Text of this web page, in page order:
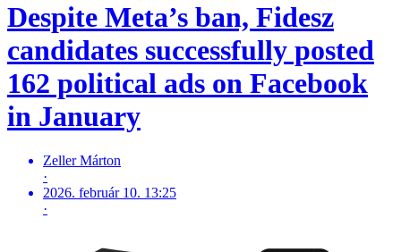
Despite Meta’s ban, Fidesz
candidates successfully posted
162 political ads on Facebook
in January
Zeller Márton
·
2026. február 10. 13:25
·